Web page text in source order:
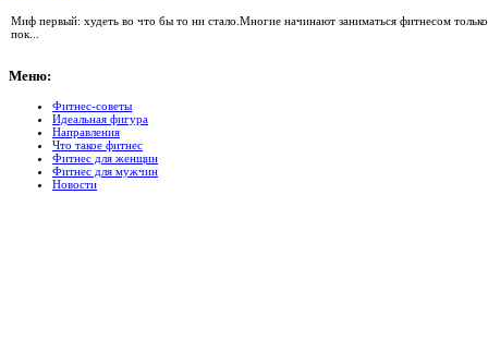
Миф первый: худеть во что бы то ни стало.Многие начинают заниматься фитнесом
пок...
Меню:
Фитнес-советы
Идеальная фигура
Направления
Что такое фитнес
Фитнес для женщин
Фитнес для мужчин
Новости